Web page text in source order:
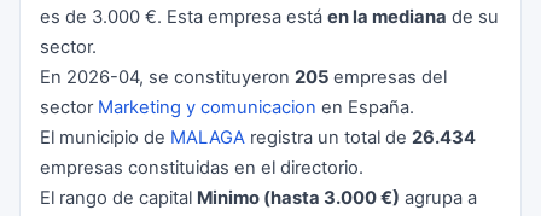
es de 3.000 €. Esta empresa está en la mediana de su
sector.
En 2026-04, se constituyeron 205 empresas del
sector Marketing y comunicacion en España.
El municipio de MALAGA registra un total de 26.434
empresas constituidas en el directorio.
El rango de capital Minimo (hasta 3.000 €) agrupa a